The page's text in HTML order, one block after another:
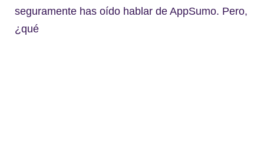
seguramente has oído hablar de AppSumo. Pero,
¿qué